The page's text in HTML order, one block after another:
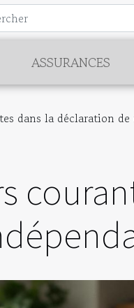
ASSURANCES
dans la déclaration